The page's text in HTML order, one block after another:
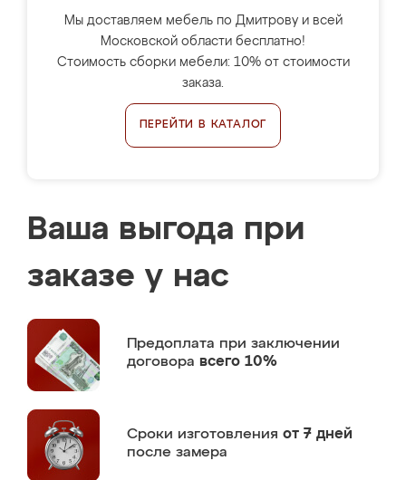
Мы доставляем мебель по Дмитрову и всей
Московской области бесплатно!
Стоимость сборки мебели: 10% от стоимости
заказа.
ПЕРЕЙТИ В КАТАЛОГ
Ваша выгода при
заказе у нас
Предоплата при заключении
договора всего 10%
Сроки изготовления от 7 дней
после замера